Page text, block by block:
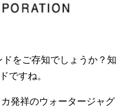
ドをご存知でしょうか？知
ですね。
発祥のウォータージャグ